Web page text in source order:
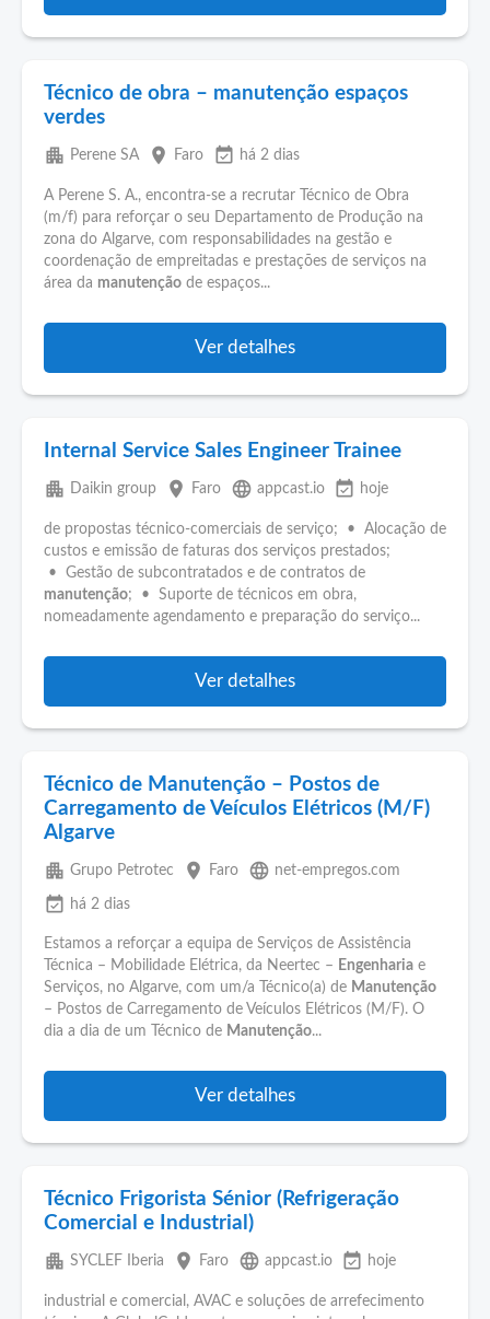
Técnico de obra – manutenção espaços
verdes
apartment Perene SA place Faro event_available há 2 dias
A Perene S. A., encontra-se a recrutar Técnico de Obra
(m/f) para reforçar o seu Departamento de Produção na
zona do Algarve, com responsabilidades na gestão e
coordenação de empreitadas e prestações de serviços na
área da manutenção de espaços...
Ver detalhes
Internal Service Sales Engineer Trainee
apartment Daikin group place Faro language appcast.io event_available hoje
de propostas técnico‑comerciais de serviço; • Alocação de
custos e emissão de faturas dos serviços prestados;
• Gestão de subcontratados e de contratos de
manutenção; • Suporte de técnicos em obra,
nomeadamente agendamento e preparação do serviço...
Ver detalhes
Técnico de Manutenção – Postos de
Carregamento de Veículos Elétricos (M/F)
Algarve
apartment Grupo Petrotec place Faro language net-empregos.com
event_available há 2 dias
Estamos a reforçar a equipa de Serviços de Assistência
Técnica – Mobilidade Elétrica, da Neertec – Engenharia e
Serviços, no Algarve, com um/a Técnico(a) de Manutenção
– Postos de Carregamento de Veículos Elétricos (M/F). O
dia a dia de um Técnico de Manutenção...
Ver detalhes
Técnico Frigorista Sénior (Refrigeração
Comercial e Industrial)
apartment SYCLEF Iberia place Faro language appcast.io event_available hoje
industrial e comercial, AVAC e soluções de arrefecimento